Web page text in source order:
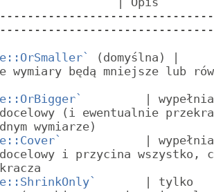
(domyślna) |
wymiary będą mniejsze lub
|
(i ewentualnie
wymiarze)
|
i przycina wszystko,
       | tylko